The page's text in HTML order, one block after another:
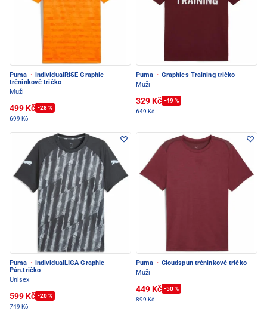
Puma · individualRISE Graphic
tréninkové tričko
Muži
499 Kč -28 %
699 Kč
Puma · Graphics Training tričko
Muži
329 Kč -49 %
649 Kč
Puma · individualLIGA Graphic
Pán.tričko
Unisex
599 Kč -20 %
749 Kč
Puma · Cloudspun tréninkové tričko
Muži
449 Kč -50 %
899 Kč